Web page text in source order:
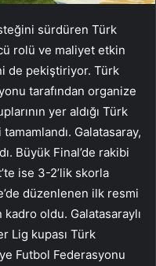
sürdüren Türk
rolü ve maliyet etkin
de pekiştiriyor. Türk
tarafından organize
yer aldığı Türk
Galatasaray,
Büyük Final’de rakibi
ise 3-2’lik skorla
düzenlenen ilk resmi
kadro oldu. Galatasaraylı
Lig kupası Türk
Futbol Federasyonu